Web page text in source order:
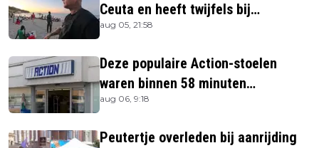
Ceuta en heeft twijfels bij
berichtgeving media
aug 05, 21:58
Deze populaire Action-stoelen
waren binnen 58 minuten
uitverkocht zijn vandaag weer te
aug 06, 9:18
Peutertje overleden bij aanrijding